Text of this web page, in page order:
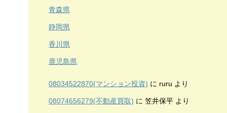
青森県
静岡県
香川県
鹿児島県
08034522870(マンション投資) に ruru より
08074656279(不動産買取) に 笠井保平 より